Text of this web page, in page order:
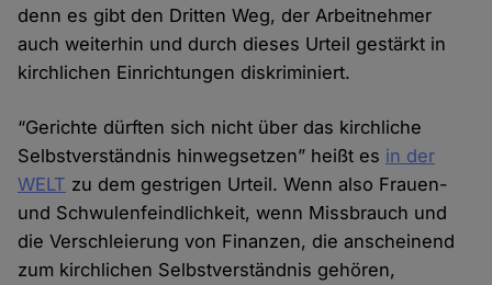
denn es gibt den Dritten Weg, der Arbeitnehmer
auch weiterhin und durch dieses Urteil gestärkt in
kirchlichen Einrichtungen diskriminiert.
“Gerichte dürften sich nicht über das kirchliche
Selbstverständnis hinwegsetzen” heißt es in der
WELT zu dem gestrigen Urteil. Wenn also Frauen-
und Schwulenfeindlichkeit, wenn Missbrauch und
die Verschleierung von Finanzen, die anscheinend
zum kirchlichen Selbstverständnis gehören,